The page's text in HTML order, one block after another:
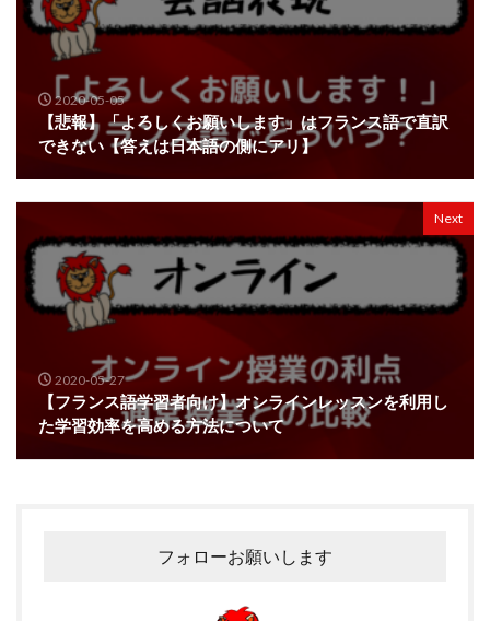
2020-05-05
【悲報】「よろしくお願いします」はフランス語で直訳
できない【答えは日本語の側にアリ】
Next
2020-05-27
【フランス語学習者向け】オンラインレッスンを利用し
た学習効率を高める方法について
フォローお願いします